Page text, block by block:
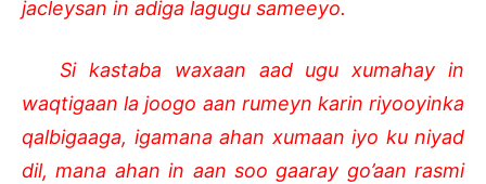
jacleysan in adiga lagugu sameeyo.
Si kastaba waxaan aad ugu xumahay in
waqtigaan la joogo aan rumeyn karin riyooyinka
qalbigaaga, igamana ahan xumaan iyo ku niyad
dil, mana ahan in aan soo gaaray go’aan rasmi